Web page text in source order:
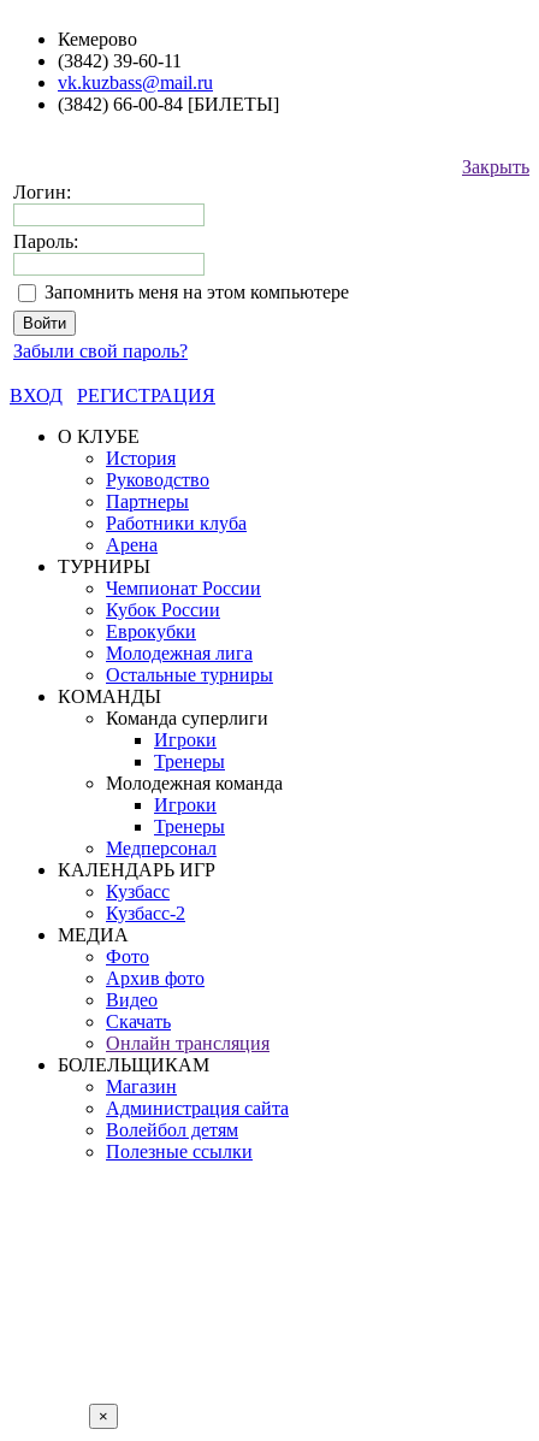
Кемерово
(3842) 39-60-11
vk.kuzbass@mail.ru
(3842) 66-00-84 [БИЛЕТЫ]
Закрыть
Логин:
Пароль:
Запомнить меня на этом компьютере
Забыли свой пароль?
ВХОД
РЕГИСТРАЦИЯ
О КЛУБЕ
История
Руководство
Партнеры
Работники клуба
Арена
ТУРНИРЫ
Чемпионат России
Кубок России
Еврокубки
Молодежная лига
Остальные турниры
КОМАНДЫ
Команда суперлиги
Игроки
Тренеры
Молодежная команда
Игроки
Тренеры
Медперсонал
КАЛЕНДАРЬ ИГР
Кузбасс
Кузбасс-2
МЕДИА
Фото
Архив фото
Видео
Скачать
Онлайн трансляция
БОЛЕЛЬЩИКАМ
Магазин
Администрация сайта
Волейбол детям
Полезные ссылки
×